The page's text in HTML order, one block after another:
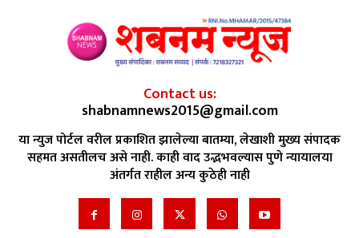
Contact us:
shabnamnews2015@gmail.com
या न्युज पोर्टल वरील प्रकाशित झालेल्या बातम्या, लेखाशी मुख्य संपादक
सहमत असतीलच असे नाही. काही वाद उद्भभवल्यास पुणे न्यायालया
अंतर्गत राहील अन्य कुठेही नाही